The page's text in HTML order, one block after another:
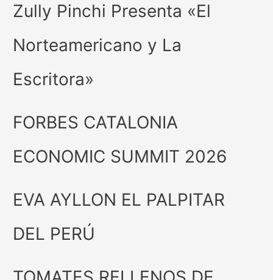
Zully Pinchi Presenta «El
Norteamericano y La
Escritora»
FORBES CATALONIA
ECONOMIC SUMMIT 2026
EVA AYLLON EL PALPITAR
DEL PERÚ